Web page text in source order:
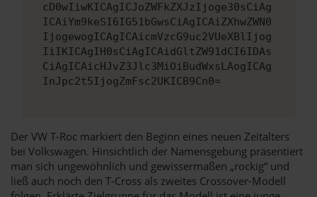
cD0wIiwKICAgICJoZWFkZXJzIjoge30sCiAg
ICAiYm9keSI6IG51bGwsCiAgICAiZXhwZWN0
IjogewogICAgICAicmVzcG9uc2VUeXBlIjog
IiIKICAgIH0sCiAgICAidGltZW91dCI6IDAs
CiAgICAicHJvZ3Jlc3MiOiBudWxsLAogICAg
InJpc2t5IjogZmFsc2UKICB9Cn0=
Der VW T-Roc markiert den Beginn eines neuen Zeitalters
bei Volkswagen. Hinsichtlich der Namensgebung präsentiert
man sich ungewöhnlich und gewissermaßen „rockig“ und
ließ auch noch den T-Cross als zweites Crossover-Modell